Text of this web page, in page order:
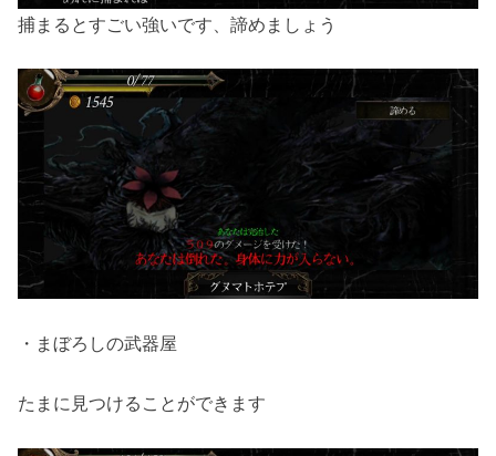
捕まるとすごい強いです、諦めましょう
・まぼろしの武器屋
たまに見つけることができます